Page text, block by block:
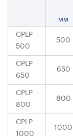
мм
CPLP
500
500
CPLP
650
650
CPLP
800
800
CPLP
1000
1000